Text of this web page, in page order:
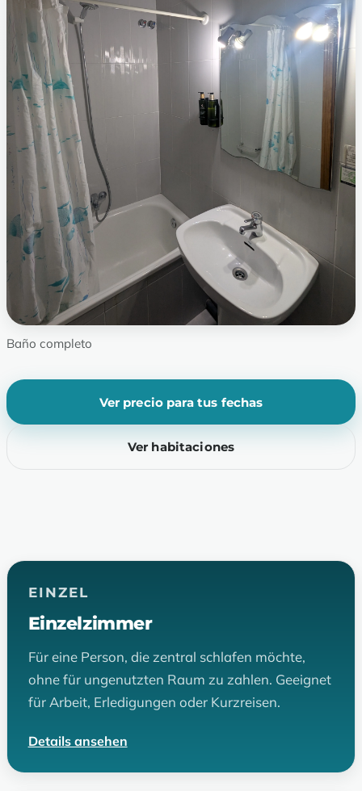
Baño completo
Ver precio para tus fechas
Ver habitaciones
EINZEL
Einzelzimmer
Für eine Person, die zentral schlafen möchte,
ohne für ungenutzten Raum zu zahlen. Geeignet
für Arbeit, Erledigungen oder Kurzreisen.
Details ansehen